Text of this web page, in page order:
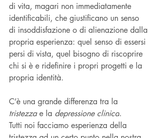
di vita, magari non immediatamente
identificabili, che giustificano un senso
di insoddisfazione o di alienazione dalla
propria esperienza: quel senso di essersi
persi di vista, quel bisogno di riscoprire
chi si è e ridefinire i propri progetti e la
propria identità.
C’è una grande differenza tra la
tristezza e la depressione clinica.
Tutti noi facciamo esperienza della